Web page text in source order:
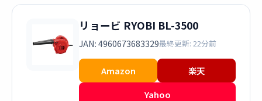
リョービ RYOBI BL-3500
JAN: 4960673683329最終更新: 22分前
Amazon
楽天
Yahoo